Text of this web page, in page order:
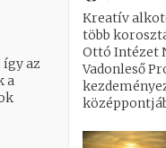
az
a
Kreatív
több
Ottó Intézet
Vadonleső